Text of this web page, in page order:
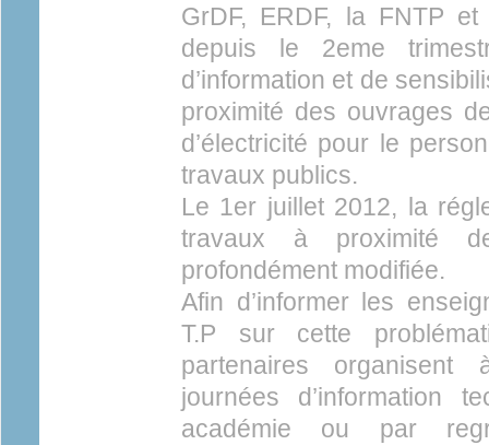
GrDF, ERDF, la FNTP et
depuis le 2eme
d’information et de
proximité des ouvrages
d’électricité pour le
travaux publics.
Le 1er juillet 2012, la
travaux à proximité
profondément modifiée.
Afin d’informer les
T.P sur cette
partenaires
journées d’information
académie ou par